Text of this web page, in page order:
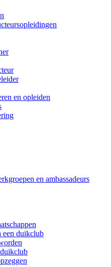
en opleiden
en ambassadeurs
een duikclub